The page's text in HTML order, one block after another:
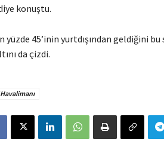
konuştu.
45’inin yurtdışından geldiğini bu
da çizdi.
Havalimanı